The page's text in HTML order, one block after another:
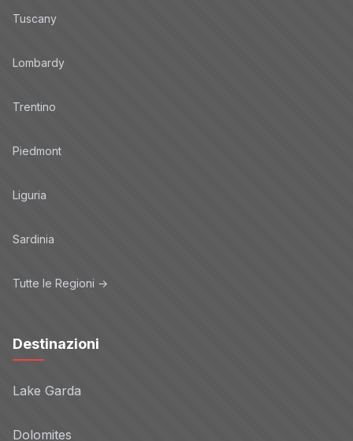
Tuscany
Lombardy
Trentino
Piedmont
Liguria
Sardinia
Tutte le Regioni →
Destinazioni
Lake Garda
Dolomites